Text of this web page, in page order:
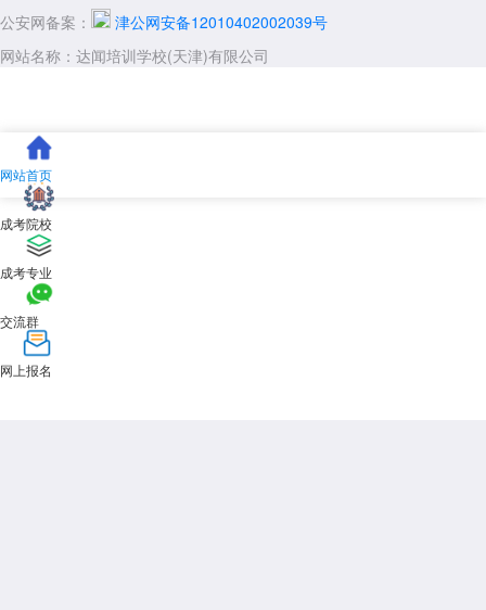
公安网备案：
津公网安备12010402002039号
网站名称：达闻培训学校(天津)有限公司
网站首页
成考院校
成考专业
交流群
网上报名